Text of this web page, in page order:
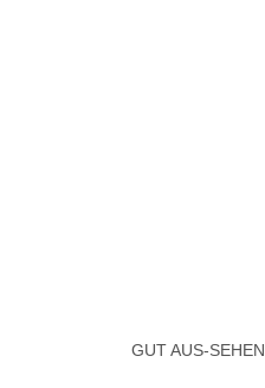
GUT AUS-SEHEN